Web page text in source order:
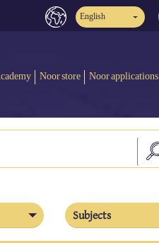
English
Noor store Noor applications
Subjects